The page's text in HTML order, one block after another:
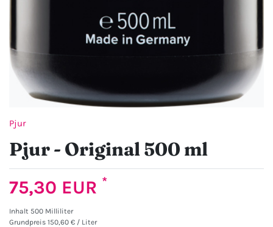
Pjur
Pjur - Original 500 ml
75,30 EUR *
Inhalt 500 Milliliter
Grundpreis 150,60 € / Liter